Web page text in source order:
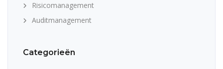
Risicomanagement
Auditmanagement
Categorieën